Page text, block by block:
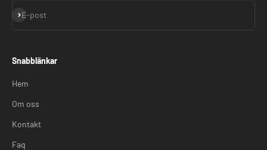
E-post
Prenumerera
Snabblänkar
Hem
Om oss
Kontakt
Faq